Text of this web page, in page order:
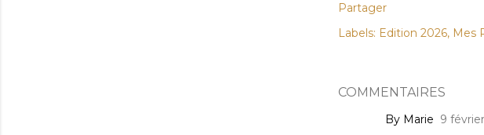
Partager
Labels: Edition 2026 Mes
COMMENTAIRES
By Marie 9